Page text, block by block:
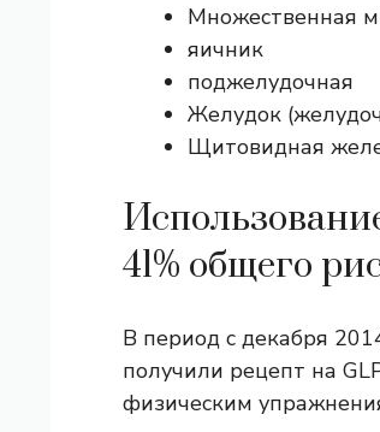
Множественная
яичник
поджелудочная
Желудок
Щитовидная
41% общего
В период с декабря
получили рецепт на
физическим